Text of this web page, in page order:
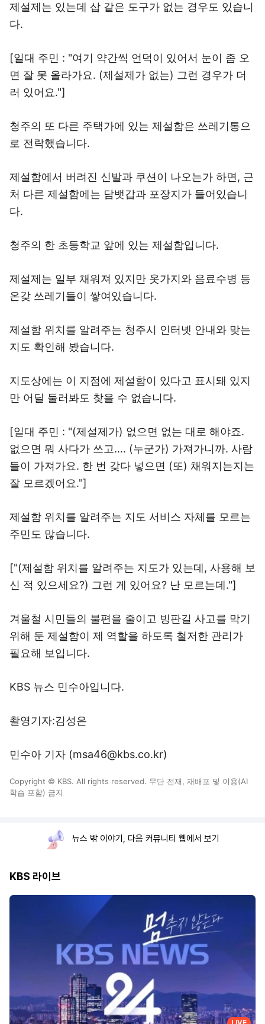
제설제는 있는데 삽 같은 도구가 없는 경우도 있습니
다.
[일대 주민 : "여기 약간씩 언덕이 있어서 눈이 좀 오
면 잘 못 올라가요. (제설제가 없는) 그런 경우가 더
러 있어요."]
청주의 또 다른 주택가에 있는 제설함은 쓰레기통으
로 전락했습니다.
제설함에서 버려진 신발과 쿠션이 나오는가 하면, 근
처 다른 제설함에는 담뱃갑과 포장지가 들어있습니
다.
청주의 한 초등학교 앞에 있는 제설함입니다.
제설제는 일부 채워져 있지만 옷가지와 음료수병 등
온갖 쓰레기들이 쌓여있습니다.
제설함 위치를 알려주는 청주시 인터넷 안내와 맞는
지도 확인해 봤습니다.
지도상에는 이 지점에 제설함이 있다고 표시돼 있지
만 어딜 둘러봐도 찾을 수 없습니다.
[일대 주민 : "(제설제가) 없으면 없는 대로 해야죠.
없으면 뭐 사다가 쓰고…. (누군가) 가져가니까. 사람
들이 가져가요. 한 번 갖다 넣으면 (또) 채워지는지는
잘 모르겠어요."]
제설함 위치를 알려주는 지도 서비스 자체를 모르는
주민도 많습니다.
["(제설함 위치를 알려주는 지도가 있는데, 사용해 보
신 적 있으세요?) 그런 게 있어요? 난 모르는데."]
겨울철 시민들의 불편을 줄이고 빙판길 사고를 막기
위해 둔 제설함이 제 역할을 하도록 철저한 관리가
필요해 보입니다.
KBS 뉴스 민수아입니다.
촬영기자:김성은
민수아 기자 (msa46@kbs.co.kr)
Copyright © KBS. All rights reserved. 무단 전재, 재배포 및 이용(AI
학습 포함) 금지
뉴스 밖 이야기, 다음 커뮤니티 웹에서 보기
KBS 라이브